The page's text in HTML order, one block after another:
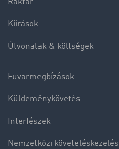
Kiírások
Útvonalak & költségek
Fuvarmegbízások
Küldeménykövetés
Interfészek
Nemzetközi követeléskezelés